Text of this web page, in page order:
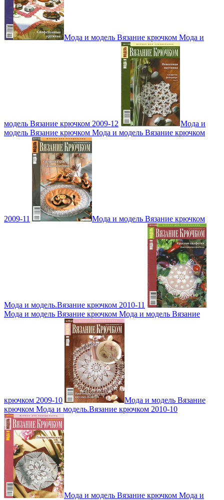
Мода и модель Вязание крючком Мода и
модель Вязание крючком 2009-12
Мода и
модель Вязание крючком Мода и модель Вязание крючком
2009-11 Мода и модель Вязание крючком
Мода и модель.Вязание крючком 2010-11
Мода и модель Вязание крючком Мода и модель Вязание
крючком 2009-10
Мода и модель Вязание
крючком Мода и модель.Вязание крючком 2010-10
Мода и модель Вязание крючком Мода и